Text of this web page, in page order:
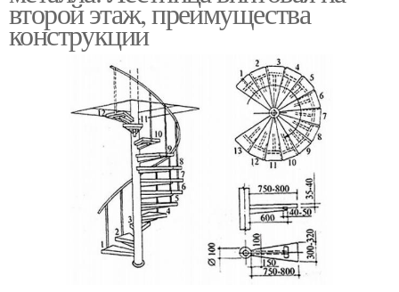
второй этаж, преимущества
конструкции